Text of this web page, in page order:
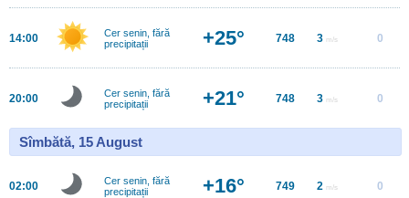
14:00
Cer senin, fără
precipitații
+25° 748 3 m/s 0
20:00
Cer senin, fără
precipitații
+21° 748 3 m/s 0
Sîmbătă, 15 August
02:00
Cer senin, fără
precipitații
+16° 749 2 m/s 0